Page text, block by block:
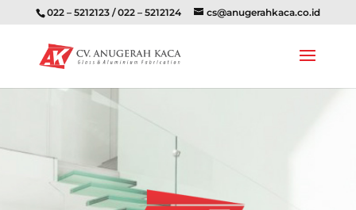
022 – 5212123 / 022 – 5212124 cs@anugerahkaca.co.id